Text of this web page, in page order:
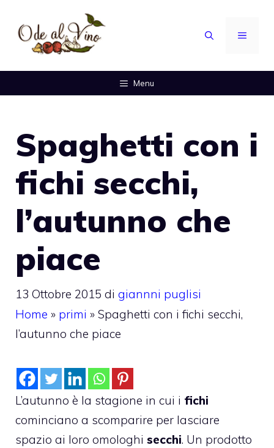
contenuto
MENU
Menu
Spaghetti con i
fichi secchi,
l’autunno che
piace
13 Ottobre 2015 di giannni puglisi
Home » primi » Spaghetti con i fichi secchi,
l’autunno che piace
L’autunno è la stagione in cui i fichi
cominciano a scomparire per lasciare
spazio ai loro omologhi secchi. Un prodotto